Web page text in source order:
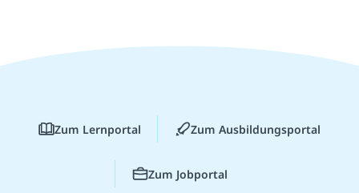
Zum Lernportal Zum Ausbildungsportal
Zum Jobportal